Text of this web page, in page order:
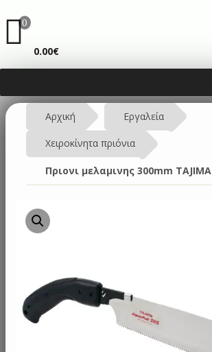
0ΚΑΛΆΘΙ
0.00€
Αρχική Εργαλεία
Χειροκίνητα πριόνια
Πριονι μελαμινης 300mm TAJIMA